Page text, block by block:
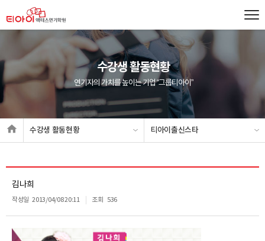
수강생 활동현황
연기자의 가치를 높이는 기업 “그룹티아이”
수강생 활동현황 티아이출신스타
김나희
작성일 2013/04/08 20:11 조회 536